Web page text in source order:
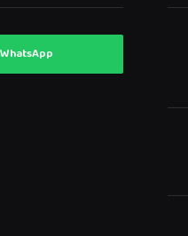
WhatsApp